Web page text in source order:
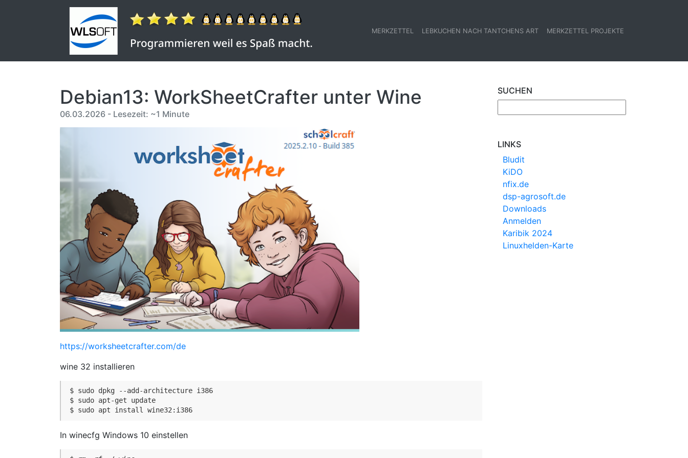
MERKZETTEL LEBKUCHEN NACH TANTCHENS ART MERKZETTEL PROJEKTE
Debian13: WorkSheetCrafter unter Wine
06.03.2026 - Lesezeit: ~1 Minute
https://worksheetcrafter.com/de
wine 32 installieren
$ sudo dpkg --add-architecture i386
$ sudo apt-get update
$ sudo apt install wine32:i386
In winecfg Windows 10 einstellen
SUCHEN
LINKS
Bludit
KiDO
nfix.de
dsp-agrosoft.de
Downloads
Anmelden
Karibik 2024
Linuxhelden-Karte